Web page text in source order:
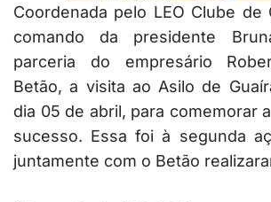
Coordenada pelo LEO Clube de
comando da presidente
parceria do empresário
Betão, a visita ao Asilo de
dia 05 de abril, para comemorar
sucesso. Essa foi à segunda
juntamente com o Betão